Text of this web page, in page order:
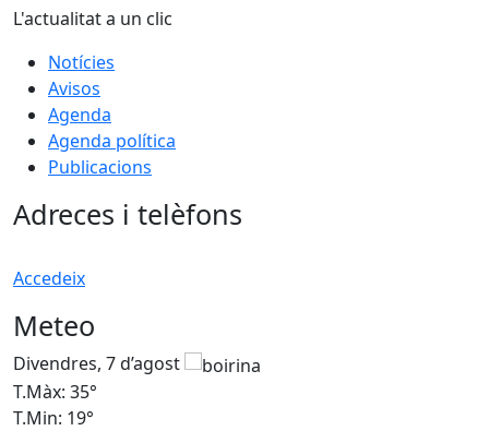
L'actualitat a un clic
Notícies
Avisos
Agenda
Agenda política
Publicacions
Adreces i telèfons
Accedeix
Meteo
Divendres, 7 d’agost
T.Màx: 35°
T.Min: 19°